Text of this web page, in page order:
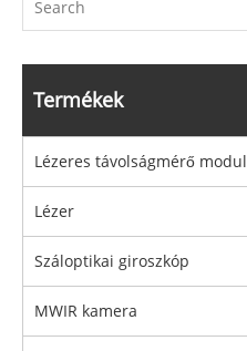
Termékek
Lézeres távolságmérő modul
Lézer
Száloptikai giroszkóp
MWIR kamera